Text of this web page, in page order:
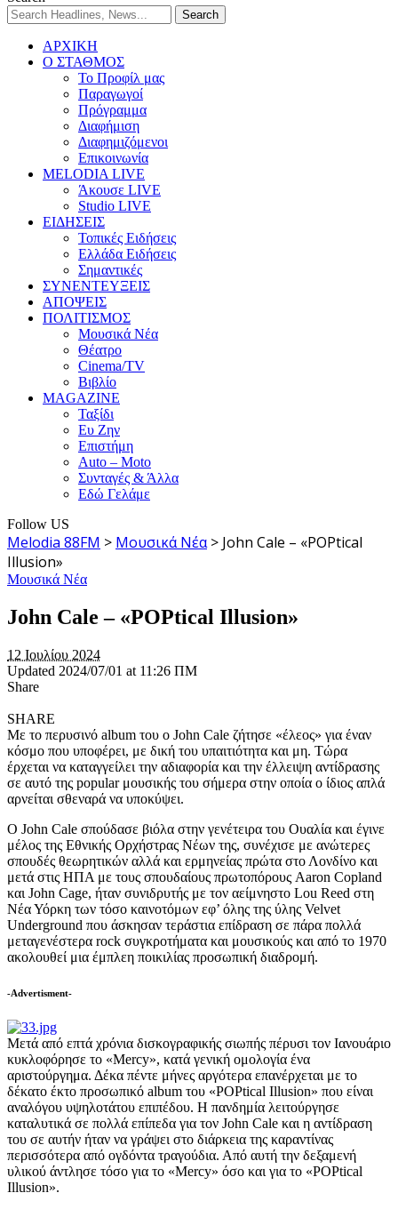
ΑΡΧΙΚΗ
Ο ΣΤΑΘΜΟΣ
Το Προφίλ μας
Παραγωγοί
Πρόγραμμα
Διαφήμιση
Διαφημιζόμενοι
Επικοινωνία
MELODIA LIVE
Άκουσε LIVE
Studio LIVE
ΕΙΔΗΣΕΙΣ
Τοπικές Ειδήσεις
Ελλάδα Ειδήσεις
Σημαντικές
ΣΥΝΕΝΤΕΥΞΕΙΣ
ΑΠΟΨΕΙΣ
ΠΟΛΙΤΙΣΜΟΣ
Μουσικά Νέα
Θέατρο
Cinema/TV
Βιβλίο
MAGAZINE
Ταξίδι
Ευ Ζην
Επιστήμη
Auto – Moto
Συνταγές & Άλλα
Εδώ Γελάμε
Follow US
Melodia 88FM > Μουσικά Νέα> John Cale – «POPtical
Illusion»
Μουσικά Νέα
John Cale – «POPtical Illusion»
12 Ιουλίου 2024
Updated 2024/07/01 at 11:26 ΠΜ
Share
SHARE
Με το περυσινό album του ο John Cale ζήτησε «έλεος» για έναν
κόσμο που υποφέρει, με δική του υπαιτιότητα και μη. Τώρα
έρχεται να καταγγείλει την αδιαφορία και την έλλειψη αντίδρασης
σε αυτό της popular μουσικής του σήμερα στην οποία ο ίδιος απλά
αρνείται σθεναρά να υποκύψει.
Ο John Cale σπούδασε βιόλα στην γενέτειρα του Ουαλία και έγινε
μέλος της Εθνικής Ορχήστρας Νέων της, συνέχισε με ανώτερες
σπουδές θεωρητικών αλλά και ερμηνείας πρώτα στο Λονδίνο και
μετά στις ΗΠΑ με τους σπουδαίους πρωτοπόρους Aaron Copland
και John Cage, ήταν συνιδρυτής με τον αείμνηστο Lou Reed στη
Νέα Υόρκη των τόσο καινοτόμων εφ’ όλης της ύλης Velvet
Underground που άσκησαν τεράστια επίδραση σε πάρα πολλά
μεταγενέστερα rock συγκροτήματα και μουσικούς και από το 1970
ακολουθεί μια έμπλεη ποικιλίας προσωπική διαδρομή.
-Advertisment-
Μετά από επτά χρόνια δισκογραφικής σιωπής πέρυσι τον Ιανουάριο
κυκλοφόρησε το «Mercy», κατά γενική ομολογία ένα
αριστούργημα. Δέκα πέντε μήνες αργότερα επανέρχεται με το
δέκατο έκτο προσωπικό album του «POPtical Illusion» που είναι
αναλόγου υψηλοτάτου επιπέδου. Η πανδημία λειτούργησε
καταλυτικά σε πολλά επίπεδα για τον John Cale και η αντίδραση
του σε αυτήν ήταν να γράψει στο διάρκεια της καραντίνας
περισσότερα από ογδόντα τραγούδια. Από αυτή την δεξαμενή
υλικού άντλησε τόσο για το «Mercy» όσο και για το «POPtical
Illusion».